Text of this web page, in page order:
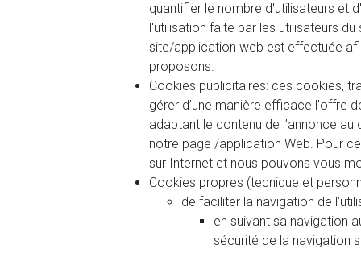
quantifier le nombre d'utilisateurs et
l'utilisation faite par les utilisateurs
site/application web est effectuée
proposons.
Cookies publicitaires: ces cookies,
gérer d’une manière efficace l'offre
adaptant le contenu de l’annonce
notre page /application Web. Pour
sur Internet et nous pouvons vous
Cookies propres (tecnique et
de faciliter la navigation de
en suivant sa navigation
sécurité de la navigation